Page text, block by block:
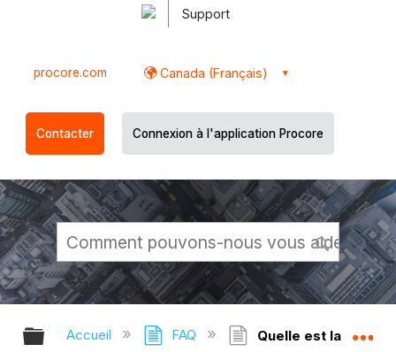
Support
procore.com Canada (Français)
Contacter Connexion à l'application Procore
Développer/réduire la hiérarchie
Accueil FAQ Quelle est la